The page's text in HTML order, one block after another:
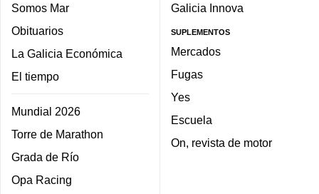
Somos Mar
Obituarios
La Galicia Económica
El tiempo
Mundial 2026
Torre de Marathon
Grada de Río
Opa Racing
Galicia Innova
SUPLEMENTOS
Mercados
Fugas
Yes
Escuela
On, revista de motor